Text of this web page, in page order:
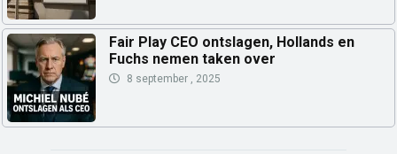
Fair Play CEO ontslagen, Hollands en
Fuchs nemen taken over
8 september , 2025